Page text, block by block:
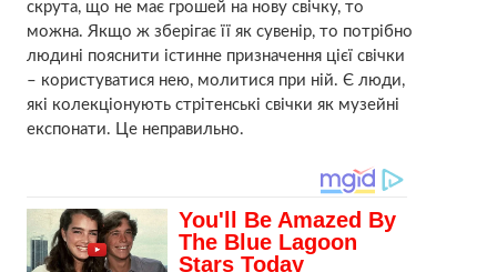
скрута, що не має грошей на нову свічку, то
можна. Якщо ж зберігає її як сувенір, то потрібно
людині пояснити істинне призначення цієї свічки
– користуватися нею, молитися при ній. Є люди,
які колекціонують стрітенські свічки як музейні
експонати. Це неправильно.